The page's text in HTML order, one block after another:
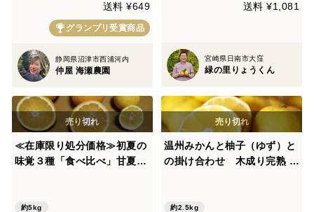
送料 ¥649
グランプリ受賞商品
静岡県沼津市西浦河内
仲屋 海瀬農園
送料 ¥1,081
宮崎県日南市大窪
緑の里りょうくん
≪在庫限り処分価格≫初夏の
味覚３種「食べ比べ」甘夏・
約5kg
温州みかんと柚子（ゆず）と
の掛け合わせ 木成り完熟 黄
約2.5kg